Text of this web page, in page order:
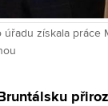
získala